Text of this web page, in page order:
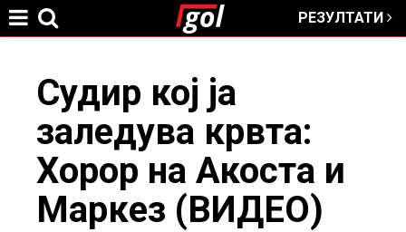
РЕЗУЛТАТИ
here
Судир кој ја
заледува крвта:
Хорор на Акоста и
Маркез (ВИДЕО)